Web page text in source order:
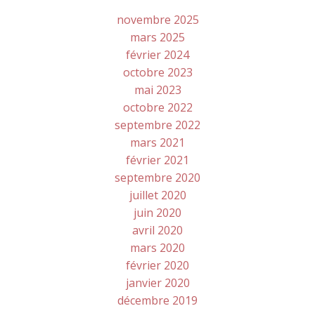
novembre 2025
mars 2025
février 2024
octobre 2023
mai 2023
octobre 2022
septembre 2022
mars 2021
février 2021
septembre 2020
juillet 2020
juin 2020
avril 2020
mars 2020
février 2020
janvier 2020
décembre 2019